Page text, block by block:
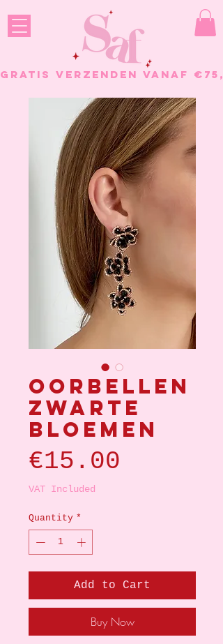
GRATIS VERZENDEN VANAF
Oorbellen
zwarte
bloemen
€15.00
VAT Included
Quantity *
Add to Cart
Buy Now